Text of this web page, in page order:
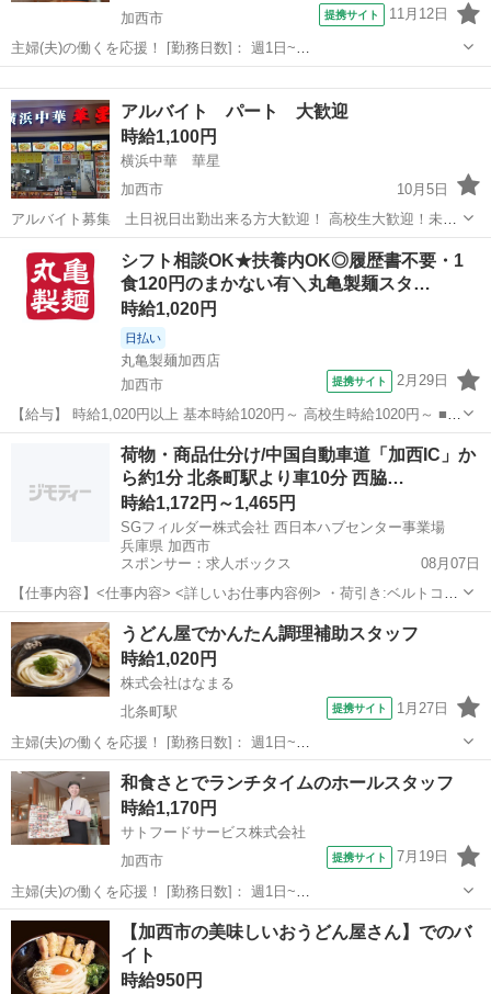
加西市
提携サイト 11月12日
主婦(夫)の働くを応援！ [勤務日数]： 週1日~
10:00~13:00/10:00~14:00/11:00~14:00/11:00~15:00/14:00~17:00 [勤務
地・最寄駅]： 兵庫県加西市北条町東高室...
アルバイト パート 大歓迎
時給1,100円
横浜中華 華星
加西市
10月5日
アルバイト募集 土日祝日出勤出来る方大歓迎！ 高校生大歓迎！未経
験可！ 食事付き！制服あり！ レジ 洗い場 厨房全般 週一回可 #加
西市#加東市#福崎#小野市#市川#姫路市 TEL：08042576866
兵庫 加西市 その他 パート
シフト相談OK★扶養内OK◎履歴書不要・1
食120円のまかない有＼丸亀製麺スタ…
時給1,020円
日払い
丸亀製麺加西店
加西市
提携サイト 2月29日
【給与】 時給1,020円以上 基本時給1020円～ 高校生時給1020円～ ■土
曜+70円 ■日祝+70円 【勤務時間】 09:00～17:00／17:00～22:00 【お
仕事内容】 週就業日数： 週2～5日 ==...
加西市 その他
荷物・商品仕分け/中国自動車道「加西IC」か
ら約1分 北条町駅より車10分 西脇…
時給1,172円～1,465円
SGフィルダー株式会社 西日本ハブセンター事業場
兵庫県 加西市
スポンサー：求人ボックス
08月07日
【仕事内容】<仕事内容> <詳しいお仕事内容例> ・荷引き:ベルトコン
ベアから流れてくる荷物を担当レーンに滑らせるように引き込む ・荷
積み:荷引きされた荷物を配送先ごとのボックスやトラックに入れる ・
小物仕分け:配送先の住所ごとに...
アルバイト・パート
うどん屋でかんたん調理補助スタッフ
時給1,020円
株式会社はなまる
北条町駅
提携サイト 1月27日
主婦(夫)の働くを応援！ [勤務日数]： 週1日~
09:00~12:00/10:00~13:00/11:00~14:00/10:00~14:00/10:00~15:00 [勤務
地・最寄駅]： 兵庫県加西市北条町北条3...
兵庫 加西市 北条町駅 その他
和食さとでランチタイムのホールスタッフ
時給1,170円
サトフードサービス株式会社
加西市
提携サイト 7月19日
主婦(夫)の働くを応援！ [勤務日数]： 週1日~
10:00~13:00/10:00~14:00/11:00~14:00/11:00~15:00/14:00~17:00 [勤務
地・最寄駅]： 兵庫県加西市北条町東高室...
兵庫 加西市 その他
【加西市の美味しいおうどん屋さん】でのバ
イト
時給950円